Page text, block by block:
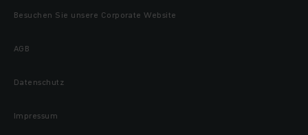
Besuchen Sie unsere Corporate Website
AGB
Datenschutz
Impressum